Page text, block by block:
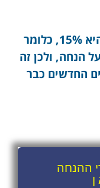
וההנחה למינוי של 24 חודשים היא 15%, כלומר
זו הנחה על הנחה, ולכן זה
החדשים כבר
ההנחה